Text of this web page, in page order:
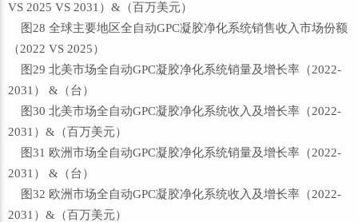
VS 2025 VS 2031）&（百万美元）
图28 全球主要地区全自动GPC凝胶净化系统销售收入市场份额
（2022 VS 2025）
图29 北美市场全自动GPC凝胶净化系统销量及增长率（2022-
2031） &（台）
图30 北美市场全自动GPC凝胶净化系统收入及增长率（2022-
2031）&（百万美元）
图31 欧洲市场全自动GPC凝胶净化系统销量及增长率（2022-
2031） &（台）
图32 欧洲市场全自动GPC凝胶净化系统收入及增长率（2022-
2031）&（百万美元）